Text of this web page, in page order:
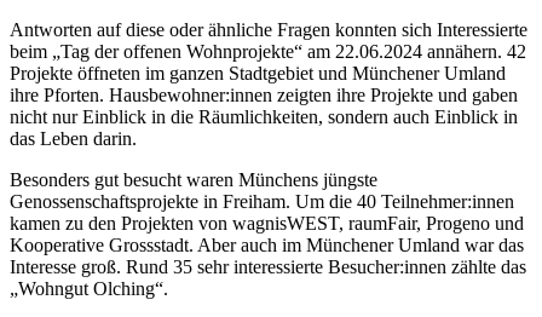
Antworten auf diese oder ähnliche Fragen konnten sich Interessierte
beim „Tag der offenen Wohnprojekte“ am 22.06.2024 annähern. 42
Projekte öffneten im ganzen Stadtgebiet und Münchener Umland
ihre Pforten. Hausbewohner:innen zeigten ihre Projekte und gaben
nicht nur Einblick in die Räumlichkeiten, sondern auch Einblick in
das Leben darin.
Besonders gut besucht waren Münchens jüngste
Genossenschaftsprojekte in Freiham. Um die 40 Teilnehmer:innen
kamen zu den Projekten von wagnisWEST, raumFair, Progeno und
Kooperative Grossstadt. Aber auch im Münchener Umland war das
Interesse groß. Rund 35 sehr interessierte Besucher:innen zählte das
„Wohngut Olching“.